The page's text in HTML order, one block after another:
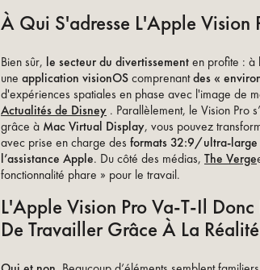
À Qui S'adresse L'Apple Vision
Bien sûr, le secteur du divertissement en profite : à
une application visionOS comprenantdes «
d'expériences spatiales en phase avec l'image de
Actualités de Disney . Parallèlement, le Vision Pro
grâce à Mac Virtual Display, vous pouvez
avec prise en charge des formats 32:9/ultra-large
l’assistance Apple. Du côté des médias, The Verge
fonctionnalité phare » pour le travail.
L'Apple Vision Pro Va-T-Il
De Travailler Grâce À La